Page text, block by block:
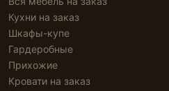
Кухни на заказ
Шкафы-купе
Гардеробные
Прихожие
Кровати на заказ